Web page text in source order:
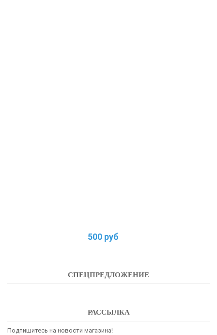
500 руб
СПЕЦПРЕДЛОЖЕНИЕ
РАССЫЛКА
Подпишитесь на новости магазина!